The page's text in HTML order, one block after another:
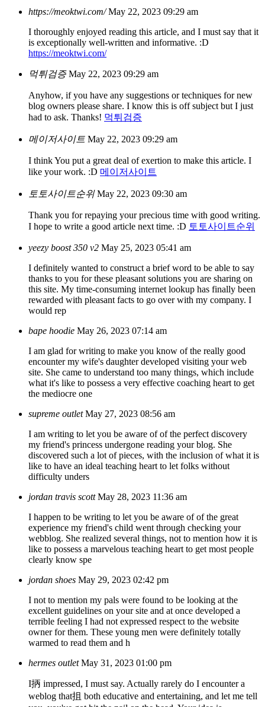
https://meoktwi.com/ May 22, 2023 09:29 am
I thoroughly enjoyed reading this article, and I must say that it
is exceptionally well-written and informative. :D
https://meoktwi.com/
먹튀검증 May 22, 2023 09:29 am
Anyhow, if you have any suggestions or techniques for new
blog owners please share. I know this is off subject but I just
had to ask. Thanks! 먹튀검증
메이저사이트 May 22, 2023 09:29 am
I think You put a great deal of exertion to make this article. I
like your work. :D 메이저사이트
토토사이트순위 May 22, 2023 09:30 am
Thank you for repaying your precious time with good writing.
I hope to write a good article next time. :D 토토사이트순위
yeezy boost 350 v2 May 25, 2023 05:41 am
I definitely wanted to construct a brief word to be able to say
thanks to you for these pleasant solutions you are sharing on
this site. My time-consuming internet lookup has finally been
rewarded with pleasant facts to go over with my company. I
would rep
bape hoodie May 26, 2023 07:14 am
I am glad for writing to make you know of the really good
encounter my wife's daughter developed visiting your web
site. She came to understand too many things, which include
what it's like to possess a very effective coaching heart to get
the mediocre one
supreme outlet May 27, 2023 08:56 am
I am writing to let you be aware of of the perfect discovery
my friend's princess undergone reading your blog. She
discovered such a lot of pieces, with the inclusion of what it is
like to have an ideal teaching heart to let folks without
difficulty unders
jordan travis scott May 28, 2023 11:36 am
I happen to be writing to let you be aware of of the great
experience my friend's child went through checking your
webblog. She realized several things, not to mention how it is
like to possess a marvelous teaching heart to get most people
clearly know spe
jordan shoes May 29, 2023 02:42 pm
I not to mention my pals were found to be looking at the
excellent guidelines on your site and at once developed a
terrible feeling I had not expressed respect to the website
owner for them. These young men were definitely totally
warmed to read them and h
hermes outlet May 31, 2023 01:00 pm
I抦 impressed, I must say. Actually rarely do I encounter a
weblog that抯 both educative and entertaining, and let me tell